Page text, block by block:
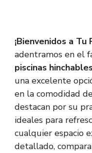
¡Bienvenidos a Tu
adentramos en el
piscinas
una excelente
en la comodidad
destacan por su
ideales para
cualquier espacio
detallado,